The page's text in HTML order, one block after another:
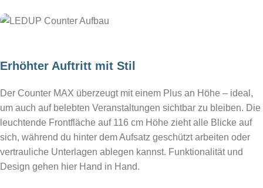
Erhöhter Auftritt mit Stil
Der Counter MAX überzeugt mit einem Plus an Höhe – ideal,
um auch auf belebten Veranstaltungen sichtbar zu bleiben. Die
leuchtende Frontfläche auf 116 cm Höhe zieht alle Blicke auf
sich, während du hinter dem Aufsatz geschützt arbeiten oder
vertrauliche Unterlagen ablegen kannst. Funktionalität und
Design gehen hier Hand in Hand.